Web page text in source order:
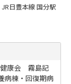
日豊本線 国分駅
康会 霧島記
病棟・回復期病